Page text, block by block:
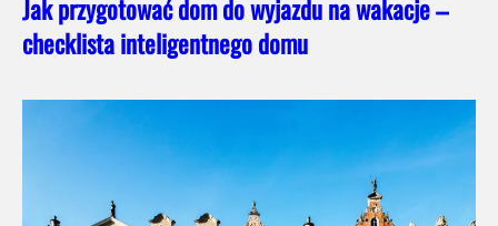
Jak przygotować dom do wyjazdu na wakacje –
checklista inteligentnego domu